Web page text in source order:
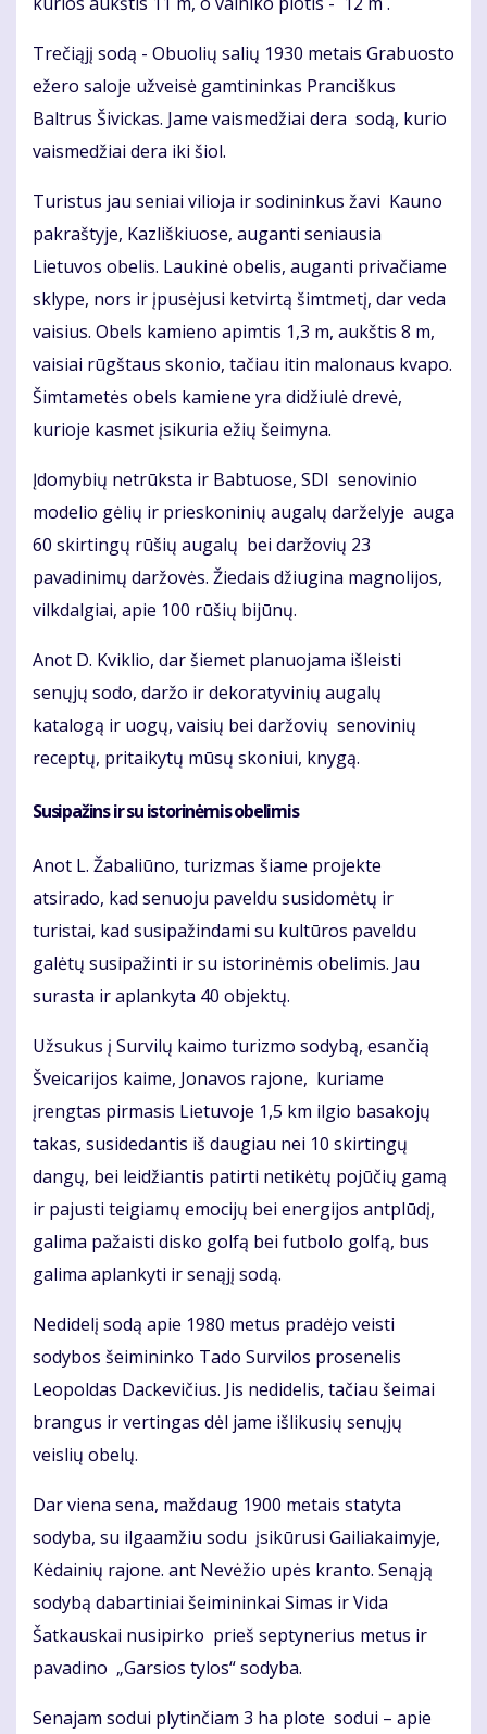
Trečiąjį sodą - Obuolių salių 1930 metais Grabuosto
ežero saloje užveisė gamtininkas Pranciškus
Baltrus Šivickas. Jame vaismedžiai dera sodą, kurio
vaismedžiai dera iki šiol.
Turistus jau seniai vilioja ir sodininkus žavi Kauno
pakraštyje, Kazliškiuose, auganti seniausia
Lietuvos obelis. Laukinė obelis, auganti privačiame
sklype, nors ir įpusėjusi ketvirtą šimtmetį, dar veda
vaisius. Obels kamieno apimtis 1,3 m, aukštis 8 m,
vaisiai rūgštaus skonio, tačiau itin malonaus kvapo.
Šimtametės obels kamiene yra didžiulė drevė,
kurioje kasmet įsikuria ežių šeimyna.
Įdomybių netrūksta ir Babtuose, SDI senovinio
modelio gėlių ir prieskoninių augalų darželyje auga
60 skirtingų rūšių augalų bei daržovių 23
pavadinimų daržovės. Žiedais džiugina magnolijos,
vilkdalgiai, apie 100 rūšių bijūnų.
Anot D. Kviklio, dar šiemet planuojama išleisti
senųjų sodo, daržo ir dekoratyvinių augalų
katalogą ir uogų, vaisių bei daržovių senovinių
receptų, pritaikytų mūsų skoniui, knygą.
Susipažins ir su istorinėmis obelimis
Anot L. Žabaliūno, turizmas šiame projekte
atsirado, kad senuoju paveldu susidomėtų ir
turistai, kad susipažindami su kultūros paveldu
galėtų susipažinti ir su istorinėmis obelimis. Jau
surasta ir aplankyta 40 objektų.
Užsukus į Survilų kaimo turizmo sodybą, esančią
Šveicarijos kaime, Jonavos rajone, kuriame
įrengtas pirmasis Lietuvoje 1,5 km ilgio basakojų
takas, susidedantis iš daugiau nei 10 skirtingų
dangų, bei leidžiantis patirti netikėtų pojūčių gamą
ir pajusti teigiamų emocijų bei energijos antplūdį,
galima pažaisti disko golfą bei futbolo golfą, bus
galima aplankyti ir senąjį sodą.
Nedidelį sodą apie 1980 metus pradėjo veisti
sodybos šeimininko Tado Survilos prosenelis
Leopoldas Dackevičius. Jis nedidelis, tačiau šeimai
brangus ir vertingas dėl jame išlikusių senųjų
veislių obelų.
Dar viena sena, maždaug 1900 metais statyta
sodyba, su ilgaamžiu sodu įsikūrusi Gailiakaimyje,
Kėdainių rajone. ant Nevėžio upės kranto. Senąją
sodybą dabartiniai šeimininkai Simas ir Vida
Šatkauskai nusipirko prieš septynerius metus ir
pavadino „Garsios tylos“ sodyba.
Senajam sodui plytinčiam 3 ha plote sodui – apie